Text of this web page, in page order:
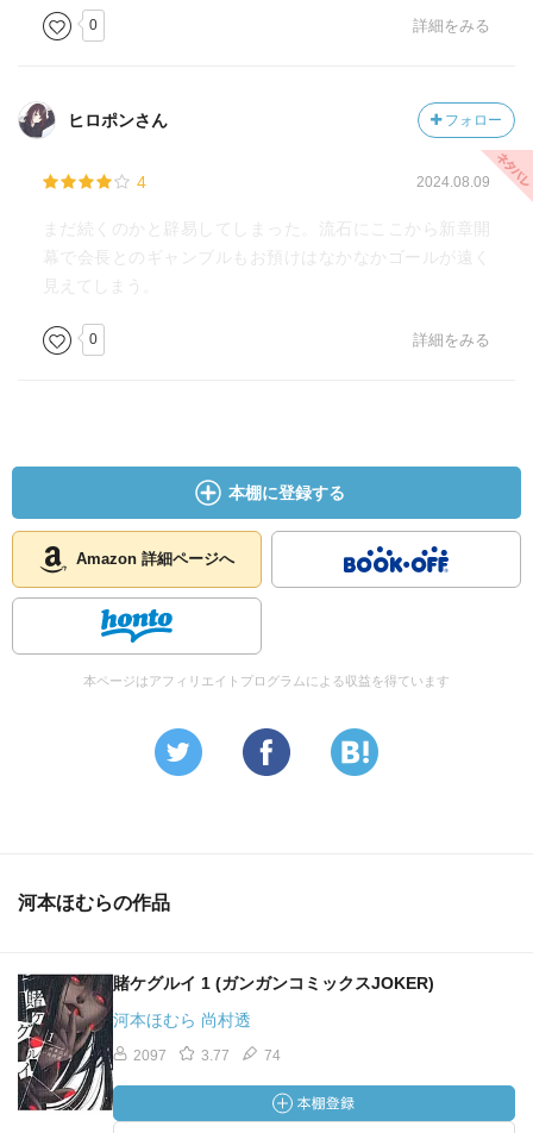
0 詳細をみる
ヒロポンさん フォロー
4 2024.08.09
まだ続くのかと辟易してしまった。流石にここから新章開
幕で会長とのギャンブルもお預けはなかなかゴールが遠く
見えてしまう。
0 詳細をみる
本棚に登録する
Amazon 詳細ページへ
本ページはアフィリエイトプログラムによる収益を得ています
河本ほむらの作品
賭ケグルイ 1 (ガンガンコミックスJOKER)
河本ほむら 尚村透
2097 3.77 74